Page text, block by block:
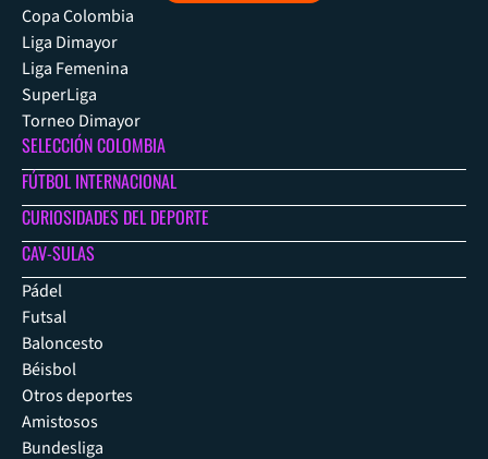
Copa Colombia
Liga Dimayor
Liga Femenina
SuperLiga
Torneo Dimayor
SELECCIÓN COLOMBIA
FÚTBOL INTERNACIONAL
CURIOSIDADES DEL DEPORTE
CAV-SULAS
Pádel
Futsal
Baloncesto
Béisbol
Otros deportes
Amistosos
Bundesliga